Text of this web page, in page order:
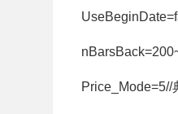
Price_Mode=5//